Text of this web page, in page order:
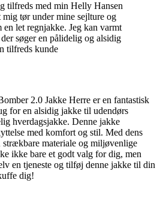
tilfreds med min Helly Hansen
tør under mine sejlture og
en let regnjakke. Jeg kan varmt
søger en pålidelig og alsidig
tilfreds kunde
2.0 Jakke Herre er en fantastisk
for en alsidig jakke til udendørs
hverdagsjakke. Denne jakke
med komfort og stil. Med dens
strækbare materiale og miljøvenlige
ikke bare et godt valg for dig, men
en tjeneste og tilføj denne jakke til din
dig!